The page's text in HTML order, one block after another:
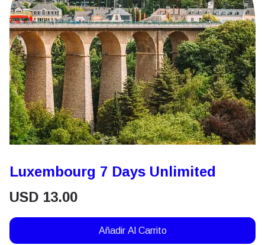
Luxembourg 7 Days Unlimited
USD 13.00
Añadir Al Carrito